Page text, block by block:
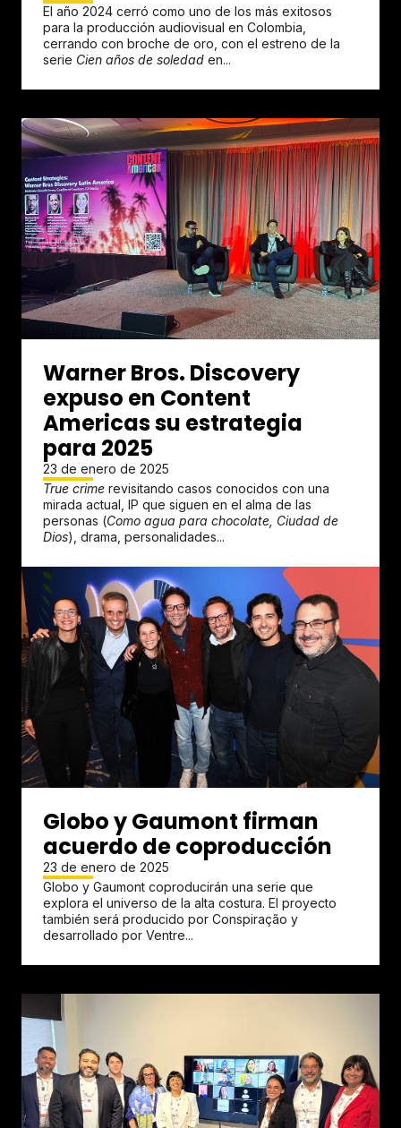
El año 2024 cerró como uno de los más exitosos
para la producción audiovisual en Colombia,
cerrando con broche de oro, con el estreno de la
serie Cien años de soledad en...
Warner Bros. Discovery
expuso en Content
Americas su estrategia
para 2025
23 de enero de 2025
True crime revisitando casos conocidos con una
mirada actual, IP que siguen en el alma de las
personas (Como agua para chocolate, Ciudad de
Dios), drama, personalidades...
Globo y Gaumont firman
acuerdo de coproducción
23 de enero de 2025
Globo y Gaumont coproducirán una serie que
explora el universo de la alta costura. El proyecto
también será producido por Conspiração y
desarrollado por Ventre...